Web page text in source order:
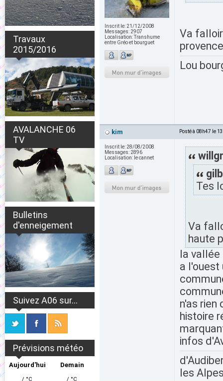
Travaux
2015/2016
AVALANCHE 06
TV
Bulletins
d'enneigement
Suivez A06 sur...
Prévisions météo
Aujourd'hui
/ °C
Demain
/ °C
Inscrit le: 21/12/2008
Messages: 2907
Localisation:Transhume
entre Gréo et bourguet
Va
Lou
kim Posté à 08h47 le
Inscrit le: 28/08/2008
Messages: 2896
Localisation: le cannet
Tes
Va
haute
la
a l'ouest
n'as rien
histoire
infos
les